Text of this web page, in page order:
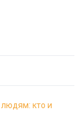
кто и